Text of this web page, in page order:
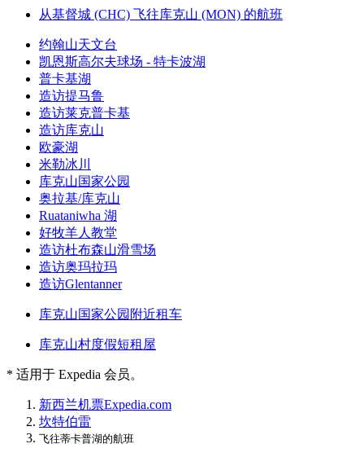
从基督城 (CHC) 飞往库克山 (MON) 的航班
约翰山天文台
凯恩斯高尔夫球场 - 特卡波湖
普卡基湖
造访提马鲁
造访莱克普卡基
造访库克山
欧豪湖
米勒冰川
库克山国家公园
奥拉基/库克山
Ruataniwha 湖
好牧羊人教堂
造访杜布森山滑雪场
造访奥玛拉玛
造访Glentanner
库克山国家公园附近租车
库克山村度假短租屋
* 适用于 Expedia 会员。
新西兰机票Expedia.com
坎特伯雷
飞往蒂卡普湖的航班